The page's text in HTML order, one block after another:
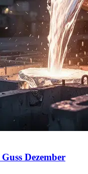
Dezember